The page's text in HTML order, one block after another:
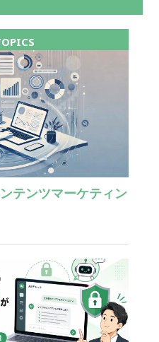
テンツマーケティン